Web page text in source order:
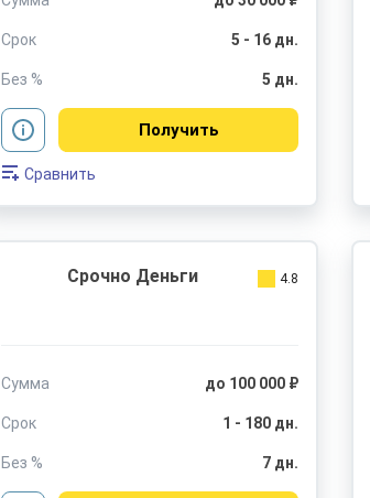
Срок 5 - 16 дн.
Без % 5 дн.
Получить
Сравнить
Срочно Деньги 4.8
Сумма до 100 000 ₽
Срок 1 - 180 дн.
Без % 7 дн.